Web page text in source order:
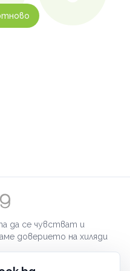
да се чувстват и
доверието на хиляди